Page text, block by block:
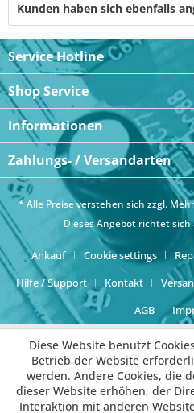
Kunden haben sich ebenfalls
Service Hotline
Shop Service
Informationen
Zahlungs- / Versandarten
* Alle Preise verstehen sich zzgl.
Dieses Angebot richtet
Ankauf Cookie settings
Hilfe / Support
Kontakt
AGB
Diese Website benutzt
Betrieb der Website
werden. Andere Cookies, die
dieser Website erhöhen, der
Interaktion mit anderen